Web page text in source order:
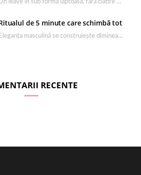
Un leave in sub forma lăptoasă, fără clătire care completează rutina Ultimate Smooth și transformă…
de 5 minute care schimbă tot
Eleganța masculină se construiește dimineața, în câteva minute și cu produsele potrivite. O rutină de…
RECENTE